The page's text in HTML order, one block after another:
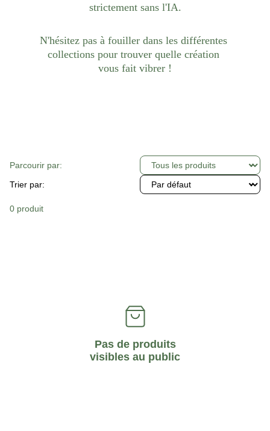
strictement sans l'IA.
N'hésitez pas à fouiller dans les différentes
collections pour trouver quelle création
vous fait vibrer !
Parcourir par:
Trier par:
0 produit
Pas de produits
visibles au public